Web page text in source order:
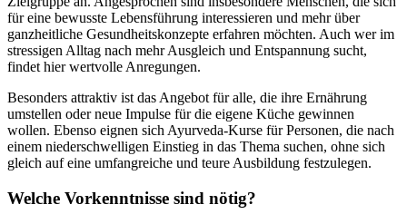
für eine bewusste Lebensführung interessieren und mehr über
ganzheitliche Gesundheitskonzepte erfahren möchten. Auch wer im
stressigen Alltag nach mehr Ausgleich und Entspannung sucht,
findet hier wertvolle Anregungen.
Besonders attraktiv ist das Angebot für alle, die ihre Ernährung
umstellen oder neue Impulse für die eigene Küche gewinnen
wollen. Ebenso eignen sich Ayurveda-Kurse für Personen, die nach
einem niederschwelligen Einstieg in das Thema suchen, ohne sich
gleich auf eine umfangreiche und teure Ausbildung festzulegen.
Welche Vorkenntnisse sind nötig?